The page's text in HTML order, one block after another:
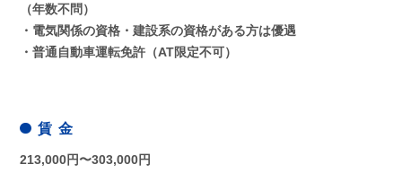
（年数不問）
・電気関係の資格・建設系の資格がある方は優遇
・普通自動車運転免許（AT限定不可）
賃 金
213,000円〜303,000円